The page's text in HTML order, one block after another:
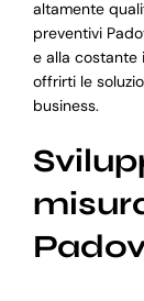
altamente
preventivi
e alla costante
offrirti le
business.